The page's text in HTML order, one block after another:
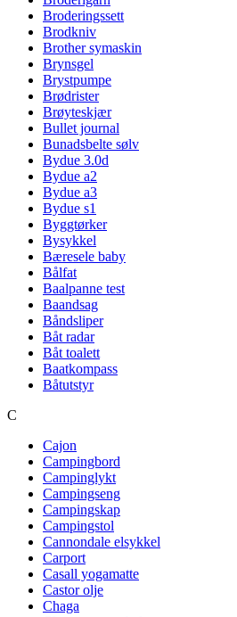
Broderingssett
Brodkniv
Brother symaskin
Brynsgel
Brystpumpe
Brødrister
Brøyteskjær
Bullet journal
Bunadsbelte sølv
Bydue 3.0d
Bydue a2
Bydue a3
Bydue s1
Byggtørker
Bysykkel
Bæresele baby
Bålfat
Baalpanne test
Baandsag
Båndsliper
Båt radar
Båt toalett
Baatkompass
Båtutstyr
C
Cajon
Campingbord
Campinglykt
Campingseng
Campingskap
Campingstol
Cannondale elsykkel
Carport
Casall yogamatte
Castor olje
Chaga